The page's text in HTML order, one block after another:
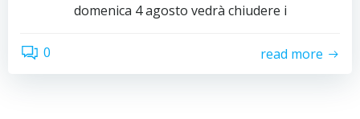
domenica 4 agosto vedrà chiudere i
0 read more